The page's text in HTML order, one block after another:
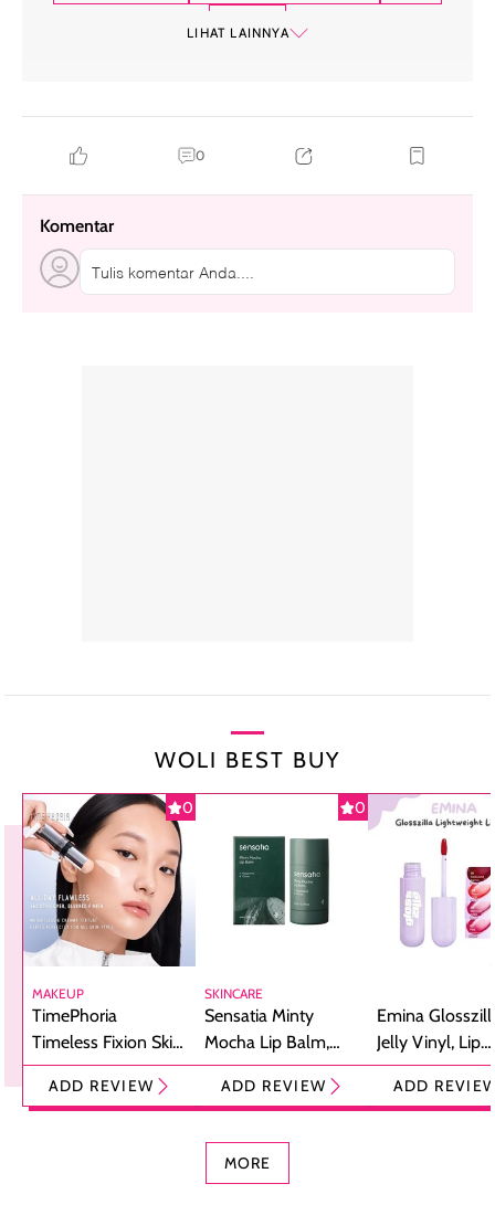
LIHAT LAINNYA
0
Komentar
Tulis komentar Anda....
WOLI BEST BUY
0
MAKEUP
TimePhoria
Timeless Fixion Skin
Tint Stick,
Foundation dan
ADD REVIEW
0
SKINCARE
Sensatia Minty
Mocha Lip Balm,
Pelembap Bibir
dengan Aroma
ADD REVIEW
Emina
Jelly Vinyl, Lip
Cream Glossy
Ringan
ADD
MORE